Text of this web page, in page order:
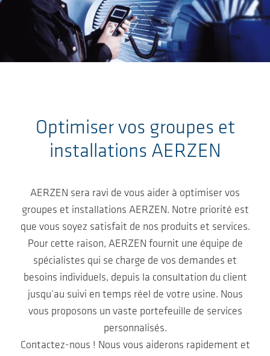
Optimiser vos groupes et
installations AERZEN
AERZEN sera ravi de vous aider à optimiser vos
groupes et installations AERZEN. Notre priorité est
que vous soyez satisfait de nos produits et services.
Pour cette raison, AERZEN fournit une équipe de
spécialistes qui se charge de vos demandes et
besoins individuels, depuis la consultation du client
jusqu’au suivi en temps réel de votre usine. Nous
vous proposons un vaste portefeuille de services
personnalisés.
Contactez-nous ! Nous vous aiderons rapidement et